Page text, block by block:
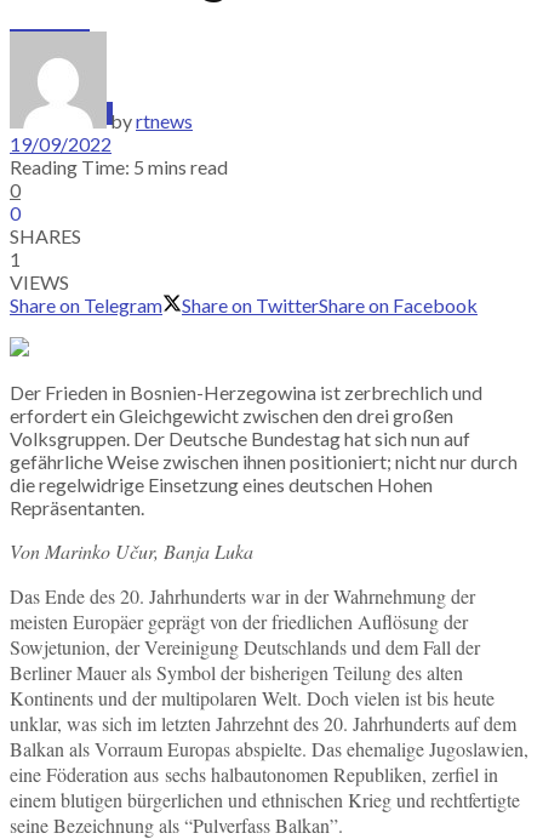
SUBSCRIBEbyrtnews
19/09/2022
Reading Time: 5 mins read
0
0
SHARES
1
VIEWS
Share on Telegram
Share on TwitterShare on Facebook
Der Frieden in Bosnien-Herzegowina ist zerbrechlich und
erfordert ein Gleichgewicht zwischen den drei großen
Volksgruppen. Der Deutsche Bundestag hat sich nun auf
gefährliche Weise zwischen ihnen positioniert; nicht nur durch
die regelwidrige Einsetzung eines deutschen Hohen
Repräsentanten.
Von Marinko Učur, Banja Luka
Das Ende des 20. Jahrhunderts war in der Wahrnehmung der
meisten Europäer geprägt von der friedlichen Auflösung der
Sowjetunion, der Vereinigung Deutschlands und dem Fall der
Berliner Mauer als Symbol der bisherigen Teilung des alten
Kontinents und der multipolaren Welt. Doch vielen ist bis heute
unklar, was sich im letzten Jahrzehnt des 20. Jahrhunderts auf dem
Balkan als Vorraum Europas abspielte. Das ehemalige Jugoslawien,
eine Föderation aus sechs halbautonomen Republiken, zerfiel in
einem blutigen bürgerlichen und ethnischen Krieg und rechtfertigte
seine Bezeichnung als “Pulverfass Balkan”.